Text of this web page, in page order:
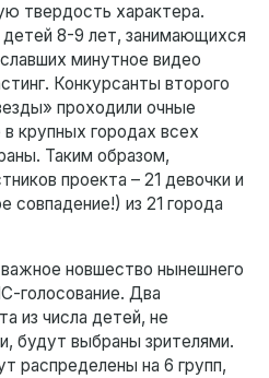
твердость характера.
8-9 лет, занимающихся
минутное видео
Конкурсанты второго
проходили очные
в крупных городах всех
Таким образом,
проекта – 21 девочки и
совпадение!) из 21 города
новшество нынешнего
голосование. Два
из числа детей, не
будут выбраны зрителями.
распределены на 6 групп,